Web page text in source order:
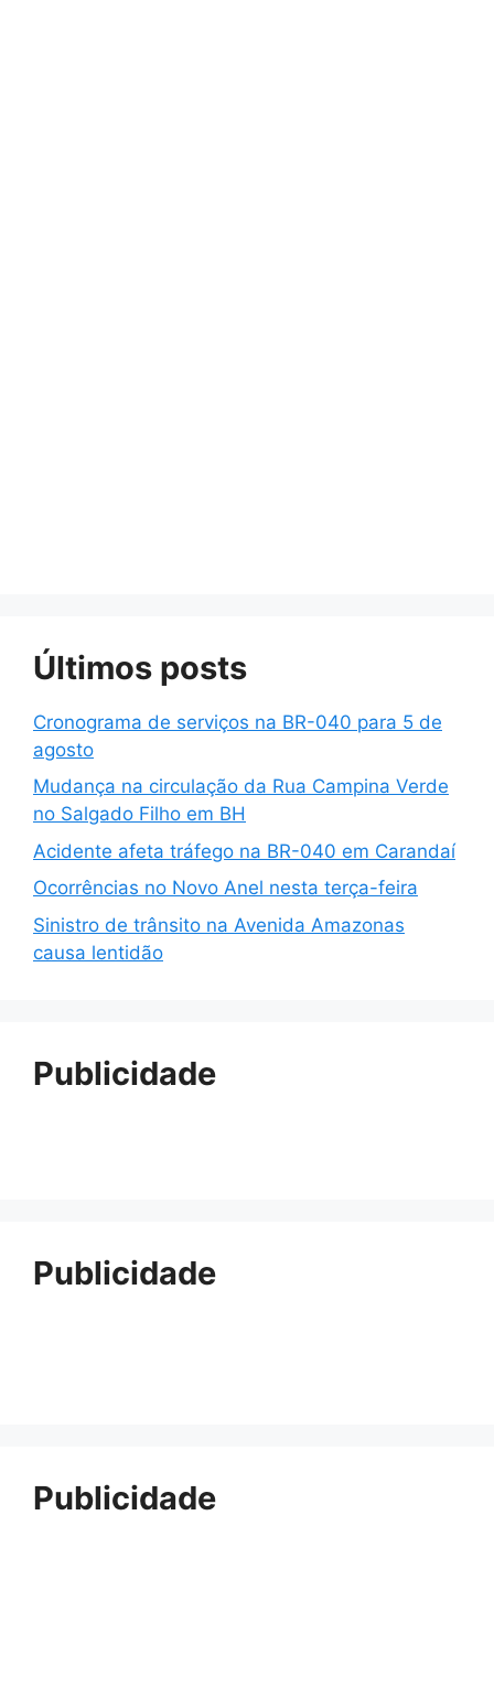
Últimos posts
Cronograma de serviços na BR-040 para 5 de
agosto
Mudança na circulação da Rua Campina Verde
no Salgado Filho em BH
Acidente afeta tráfego na BR-040 em Carandaí
Ocorrências no Novo Anel nesta terça-feira
Sinistro de trânsito na Avenida Amazonas
causa lentidão
Publicidade
Publicidade
Publicidade